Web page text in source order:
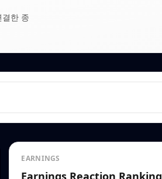
한 종
EARNINGS
Earnings Reaction Ranking